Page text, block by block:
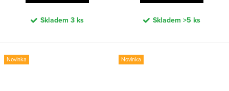
Skladem 3 ks Skladem >5 ks
Novinka Novinka